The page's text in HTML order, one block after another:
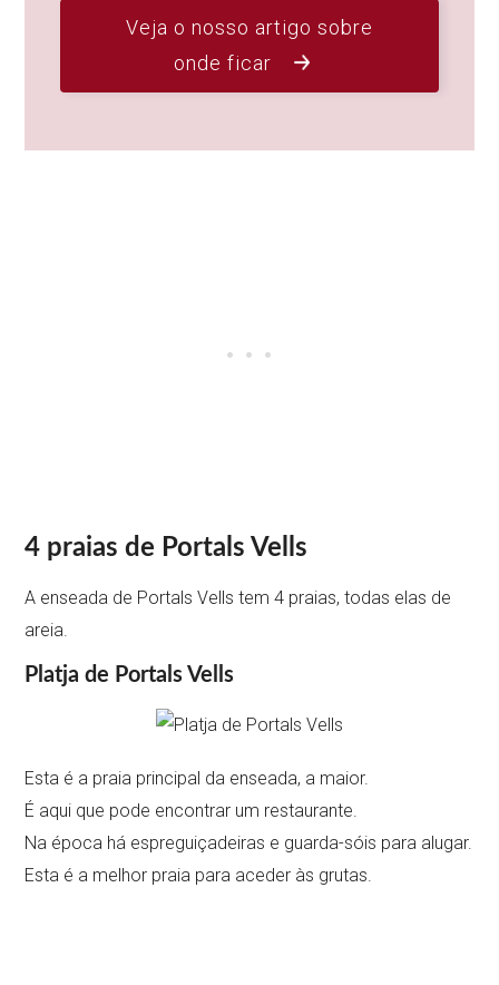
Veja o nosso artigo sobre
onde ficar
4 praias de Portals Vells
A enseada de Portals Vells tem 4 praias, todas elas de
areia.
Platja de Portals Vells
Esta é a praia principal da enseada, a maior.
É aqui que pode encontrar um restaurante.
Na época há espreguiçadeiras e guarda-sóis para alugar.
Esta é a melhor praia para aceder às grutas.